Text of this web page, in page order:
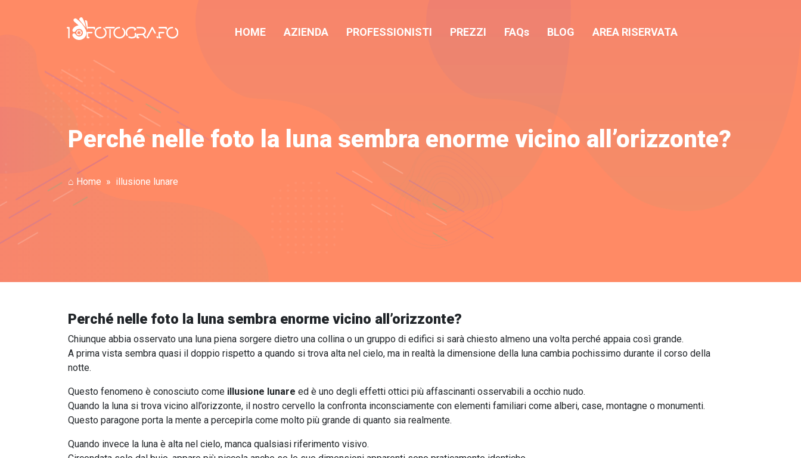
HOME AZIENDA PROFESSIONISTI PREZZI FAQs BLOG AREA RISERVATA
Perché nelle foto la luna sembra enorme vicino all’orizzonte?
⌂ Home illusione lunare
Perché nelle foto la luna sembra enorme vicino all’orizzonte?
Chiunque abbia osservato una luna piena sorgere dietro una collina o un gruppo di edifici si sarà chiesto almeno una volta perché appaia così grande.
A prima vista sembra quasi il doppio rispetto a quando si trova alta nel cielo, ma in realtà la dimensione della luna cambia pochissimo durante il corso della
notte.
Questo fenomeno è conosciuto come illusione lunare ed è uno degli effetti ottici più affascinanti osservabili a occhio nudo.
Quando la luna si trova vicino all’orizzonte, il nostro cervello la confronta inconsciamente con elementi familiari come alberi, case, montagne o monumenti.
Questo paragone porta la mente a percepirla come molto più grande di quanto sia realmente.
Quando invece la luna è alta nel cielo, manca qualsiasi riferimento visivo.